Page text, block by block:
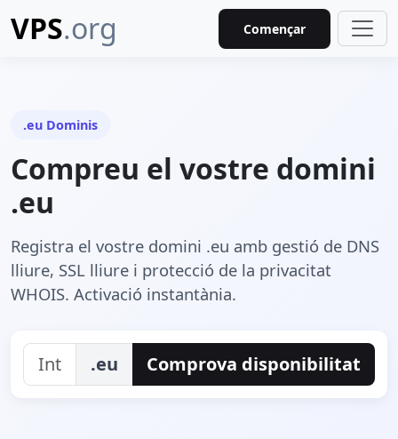
VPS.org Començar
.eu Dominis
Compreu el vostre domini
.eu
Registra el vostre domini .eu amb gestió de DNS
lliure, SSL lliure i protecció de la privacitat
WHOIS. Activació instantània.
.eu Comprova disponibilitat